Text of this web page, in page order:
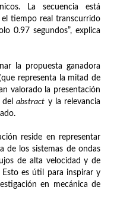
La secuencia está
tiempo real transcurrido
0.97 segundos”, explica
la propuesta ganadora
representa la mitad de
valorado la presentación
delabstract y la relevancia
reside en representar
de los sistemas de ondas
de alta velocidad y de
es útil para inspirar y
en mecánica de